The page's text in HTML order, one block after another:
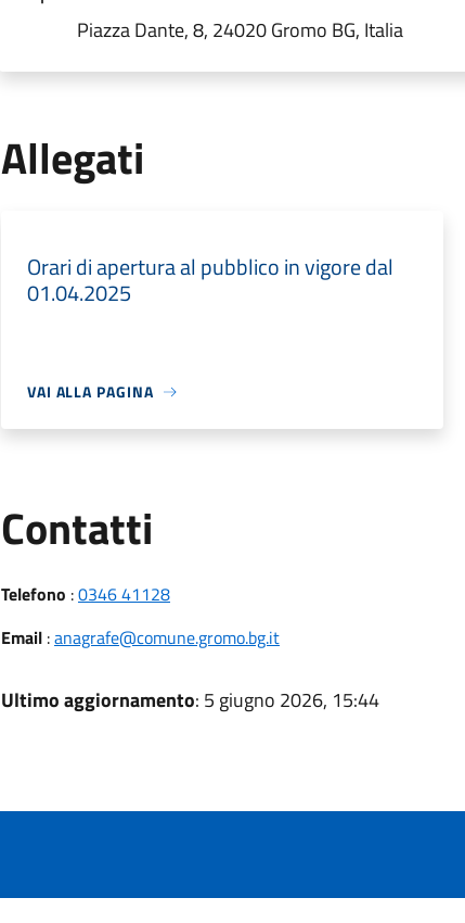
Piazza Dante, 8, 24020 Gromo BG, Italia
Allegati
Orari di apertura al pubblico in vigore dal
01.04.2025
VAI ALLA PAGINA
Contatti
Telefono :0346 41128
Email:anagrafe@comune.gromo.bg.it
Ultimo aggiornamento: 5 giugno 2026, 15:44